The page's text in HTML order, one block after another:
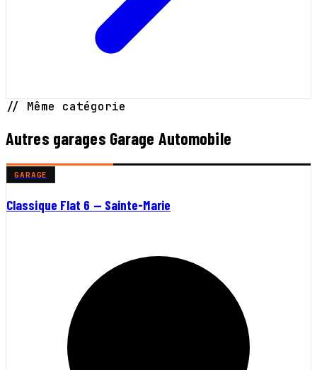
// Même catégorie
Autres garages Garage Automobile
GARAGE
Classique Flat 6 — Sainte-Marie